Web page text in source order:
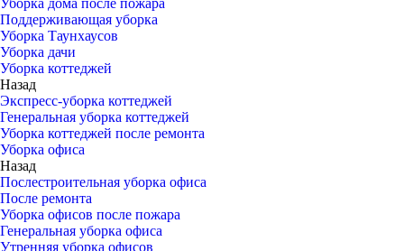
Уборка дома после пожара
Поддерживающая уборка
Уборка Таунхаусов
Уборка дачи
Уборка коттеджей
Назад
Экспресс-уборка коттеджей
Генеральная уборка коттеджей
Уборка коттеджей после ремонта
Уборка офиса
Назад
Послестроительная уборка офиса
После ремонта
Уборка офисов после пожара
Генеральная уборка офиса
Утренняя уборка офисов